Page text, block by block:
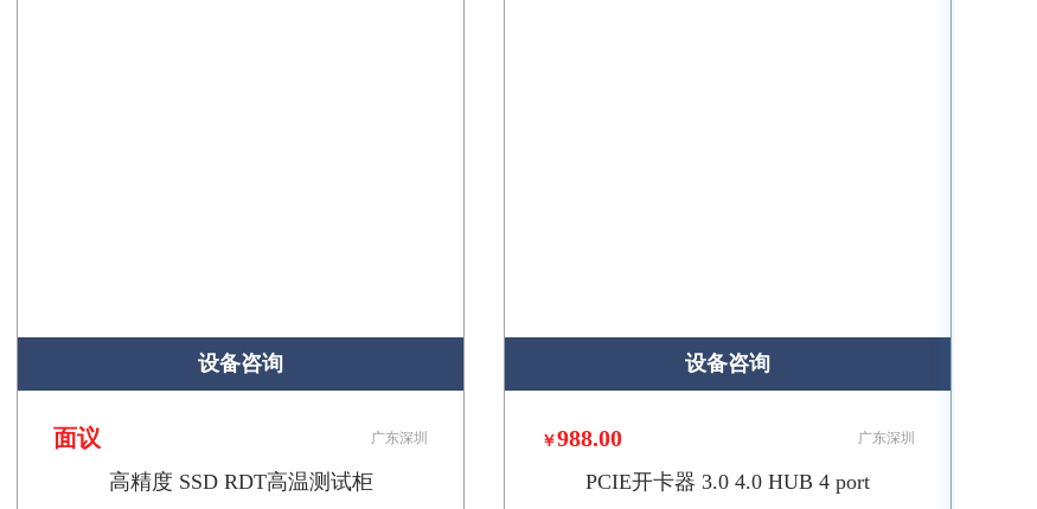
设备咨询
面议 广东深圳
高精度 SSD RDT高温测试柜
设备咨询
￥988.00 广东深圳
PCIE开卡器 3.0 4.0 HUB 4 port